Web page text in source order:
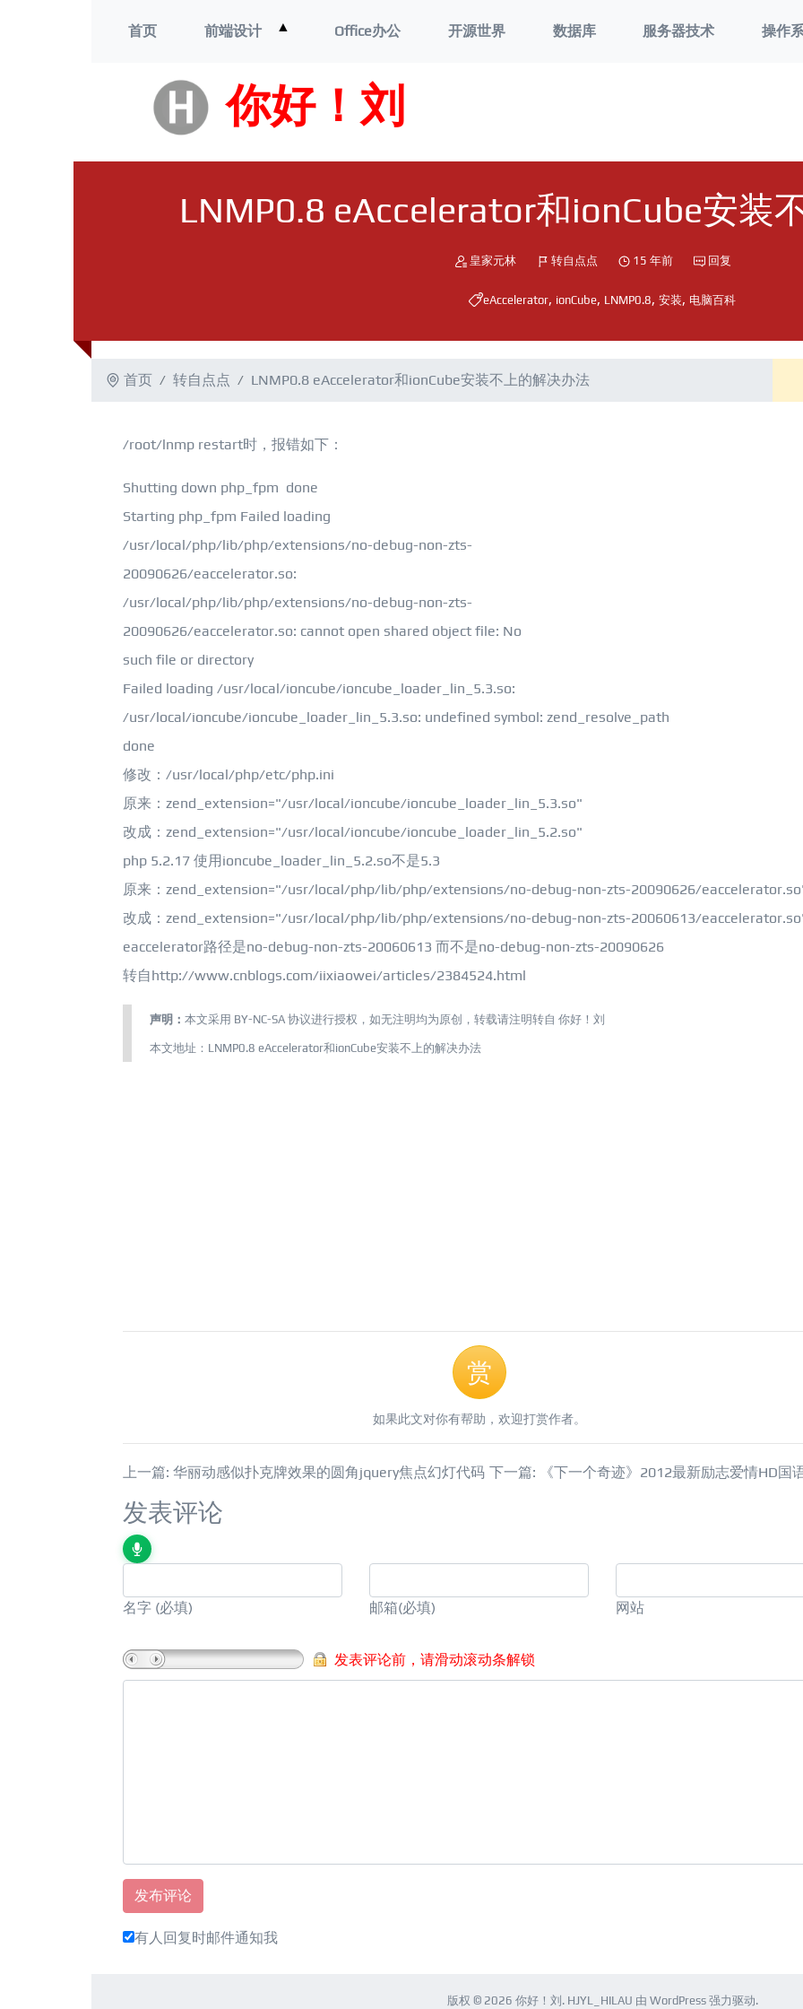
你好！刘
首页 前端设计 ▲
单
Office办公 开源世界 数据库 服务器技术 操作
LNMP0.8 eAccelerator和ionCube安装
皇家元林 转自点点 15 年前 回复
eAccelerator, ionCube, LNMP0.8, 安装, 电脑百科
首页 转自点点 LNMP0.8 eAccelerator和ionCube安装不上的解决办法
/root/lnmp restart时，报错如下：
Shutting down php_fpm done
Starting php_fpm Failed loading
/usr/local/php/lib/php/extensions/no-debug-non-zts-
20090626/eaccelerator.so:
/usr/local/php/lib/php/extensions/no-debug-non-zts-
20090626/eaccelerator.so: cannot open shared object file: No
such file or directory
Failed loading /usr/local/ioncube/ioncube_loader_lin_5.3.so:
/usr/local/ioncube/ioncube_loader_lin_5.3.so: undefined symbol: zend_resolve_path
done
修改：/usr/local/php/etc/php.ini
原来：zend_extension="/usr/local/ioncube/ioncube_loader_lin_5.3.so"
改成：zend_extension="/usr/local/ioncube/ioncube_loader_lin_5.2.so"
php 5.2.17 使用ioncube_loader_lin_5.2.so不是5.3
原来：zend_extension="/usr/local/php/lib/php/extensions/no-debug-non-zts-20090626/
改成：zend_extension="/usr/local/php/lib/php/extensions/no-debug-non-zts-20060613/
eaccelerator路径是no-debug-non-zts-20060613 而不是no-debug-non-zts-20090626
转自http://www.cnblogs.com/iixiaowei/articles/2384524.html
声明： 本文采用 BY-NC-SA 协议进行授权，如无注明均为原创，转载请注明转自 你好！刘
本文地址： LNMP0.8 eAccelerator和ionCube安装不上的解决办法
赏
如果此文对你有帮助，欢迎打赏作者。
上一篇: 华丽动感似扑克牌效果的圆角jquery焦点幻灯代码 下一篇: 《下一个奇迹》2012最新励志爱情HD国
发表评论
名字 (必填) 邮箱(必填) 网站
发表评论前，请滑动滚动条解锁
有人回复时邮件通知我
版权 © 2026 你好！刘 . HJYL_HILAU 由 WordPress强力驱动.